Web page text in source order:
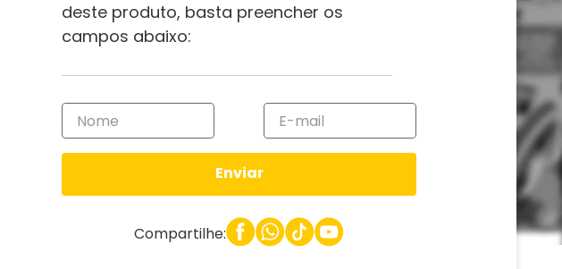
deste produto, basta preencher os
campos abaixo:
Enviar
Compartilhe: